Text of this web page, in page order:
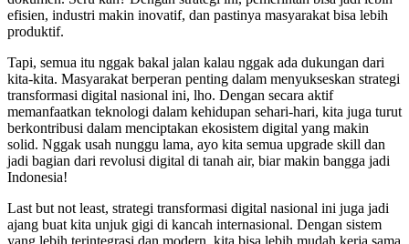
efisien, industri makin inovatif, dan pastinya masyarakat bisa lebih
produktif.
Tapi, semua itu nggak bakal jalan kalau nggak ada dukungan dari
kita-kita. Masyarakat berperan penting dalam menyukseskan strategi
transformasi digital nasional ini, lho. Dengan secara aktif
memanfaatkan teknologi dalam kehidupan sehari-hari, kita juga turut
berkontribusi dalam menciptakan ekosistem digital yang makin
solid. Nggak usah nunggu lama, ayo kita semua upgrade skill dan
jadi bagian dari revolusi digital di tanah air, biar makin bangga jadi
Indonesia!
Last but not least, strategi transformasi digital nasional ini juga jadi
ajang buat kita unjuk gigi di kancah internasional. Dengan sistem